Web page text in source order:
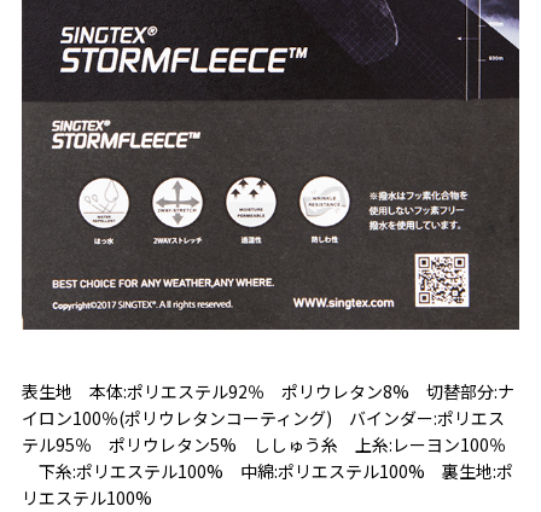
表生地 本体:ポリエステル92％ ポリウレタン8% 切替部分:ナ
イロン100％(ポリウレタンコーティング) バインダー:ポリエス
テル95％ ポリウレタン5% ししゅう糸 上糸:レーヨン100％
下糸:ポリエステル100% 中綿:ポリエステル100% 裏生地:ポ
リエステル100%